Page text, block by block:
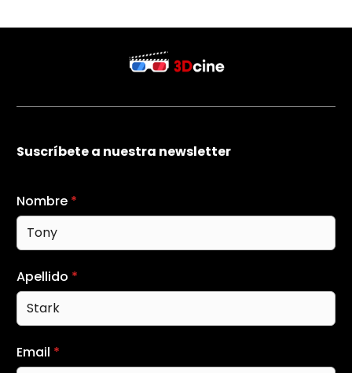
Suscríbete a nuestra newsletter
Nombre *
Apellido *
Email *